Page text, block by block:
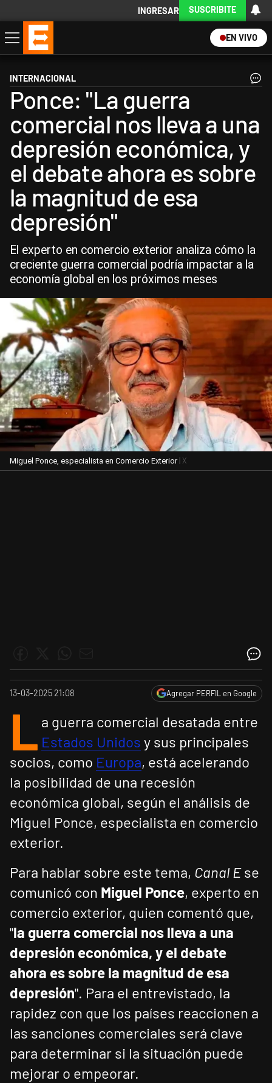
INGRESAR SUSCRIBITE
EN VIVO
Economía
Política
Internacional
Actualidad
Descargá la App
INTERNACIONAL
Ponce: "La guerra
comercial nos lleva a una
depresión económica, y
el debate ahora es sobre
la magnitud de esa
depresión"
El experto en comercio exterior analiza cómo la
creciente guerra comercial podría impactar a la
economía global en los próximos meses
Miguel Ponce, especialista en Comercio Exterior | X
13-03-2025 21:08 Agregar PERFIL en Google
L a guerra comercial desatada entre
Estados Unidos y sus principales
socios, como Europa, está acelerando
la posibilidad de una recesión
económica global, según el análisis de
Miguel Ponce, especialista en comercio
exterior.
Para hablar sobre este tema, Canal Ese
comunicó con Miguel Ponce, experto en
comercio exterior, quien comentó que,
"la guerra comercial nos lleva a una
depresión económica, y el debate
ahora es sobre la magnitud de esa
depresión". Para el entrevistado, la
rapidez con que los países reaccionen a
las sanciones comerciales será clave
para determinar si la situación puede
mejorar o empeorar.